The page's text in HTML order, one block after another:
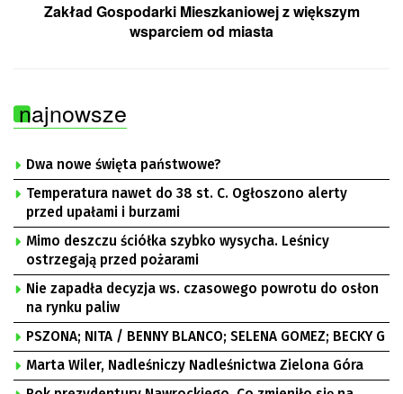
Zakład Gospodarki Mieszkaniowej z większym
wsparciem od miasta
najnowsze
Dwa nowe święta państwowe?
Temperatura nawet do 38 st. C. Ogłoszono alerty
przed upałami i burzami
Mimo deszczu ściółka szybko wysycha. Leśnicy
ostrzegają przed pożarami
Nie zapadła decyzja ws. czasowego powrotu do osłon
na rynku paliw
PSZONA; NITA / BENNY BLANCO; SELENA GOMEZ; BECKY G
Marta Wiler, Nadleśniczy Nadleśnictwa Zielona Góra